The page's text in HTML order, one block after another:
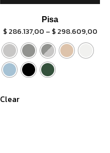
Pisa
$286.137,00 – $298.609,00
Clear